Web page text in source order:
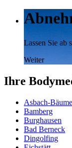
Lassen Sie ab
Weiter
Ihre
Asbach-
Bamberg
Burghausen
Bad Berneck
Dingolfing